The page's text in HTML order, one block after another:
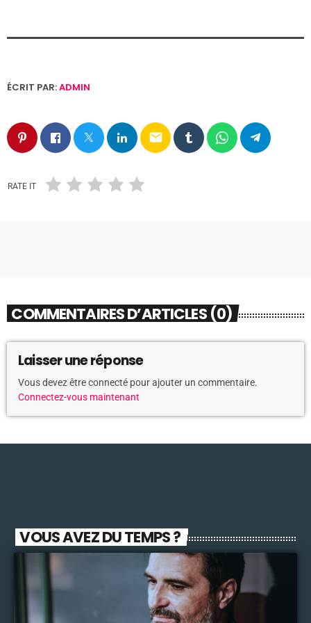
ÉCRIT PAR:ADMIN
email
RATE IT
COMMENTAIRES D’ARTICLES (0)
Laisser une réponse
Vous devez être connecté pour ajouter un commentaire.
Connectez-vous maintenant
VOUS AVEZ DU TEMPS ?